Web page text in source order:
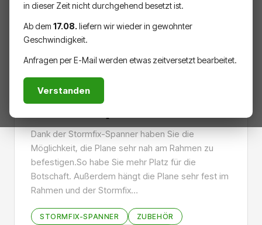
ZUBEHÖR
Stormfix-Spanner
Dank der Stormfix-Spanner haben Sie die
Möglichkeit, die Plane sehr nah am Rahmen zu
befestigen.So habe Sie mehr Platz für die
Botschaft. Außerdem hängt die Plane sehr fest im
Rahmen und der Stormfix…
STORMFIX-SPANNER
ZUBEHÖR
in dieser Zeit nicht durchgehend besetzt ist.
Ab dem 17.08. liefern wir wieder in gewohnter
Geschwindigkeit.
Anfragen per E-Mail werden etwas zeitversetzt bearbeitet.
Verstanden